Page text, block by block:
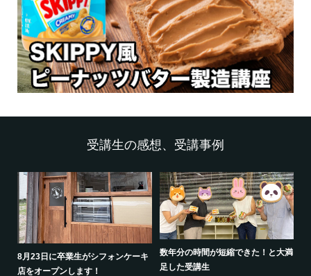
受講生の感想、受講事例
8月23日に卒業生がシフォンケーキ
店をオープンします！
数年分の時間が短縮できた！と大満
足した受講生